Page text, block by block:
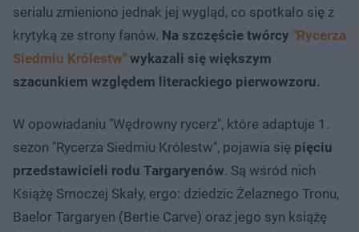
serialu zmieniono jednak jej wygląd, co spotkało się z
krytyką ze strony fanów. Na szczęście twórcy "Rycerza
Siedmiu Królestw" wykazali się większym
szacunkiem względem literackiego pierwowzoru.
W opowiadaniu "Wędrowny rycerz", które adaptuje 1.
sezon "Rycerza Siedmiu Królestw", pojawia się pięciu
przedstawicieli rodu Targaryenów. Są wśród nich
Książę Smoczej Skały, ergo: dziedzic Żelaznego Tronu,
Baelor Targaryen (Bertie Carve) oraz jego syn książę